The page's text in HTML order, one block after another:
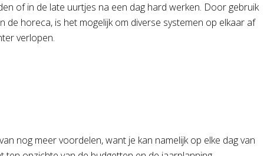
of in de late uurtjes na een dag hard werken. Door gebruik
horeca, is het mogelijk om diverse systemen op elkaar af
verlopen.
nog meer voordelen, want je kan namelijk op elke dag van